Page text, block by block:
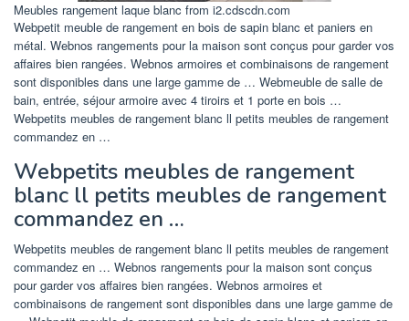
Meubles rangement laque blanc from i2.cdscdn.com
Webpetit meuble de rangement en bois de sapin blanc et paniers en
métal. Webnos rangements pour la maison sont conçus pour garder vos
affaires bien rangées. Webnos armoires et combinaisons de rangement
sont disponibles dans une large gamme de … Webmeuble de salle de
bain, entrée, séjour armoire avec 4 tiroirs et 1 porte en bois …
Webpetits meubles de rangement blanc ll petits meubles de rangement
commandez en …
Webpetits meubles de rangement
blanc ll petits meubles de rangement
commandez en …
Webpetits meubles de rangement blanc ll petits meubles de rangement
commandez en … Webnos rangements pour la maison sont conçus
pour garder vos affaires bien rangées. Webnos armoires et
combinaisons de rangement sont disponibles dans une large gamme de